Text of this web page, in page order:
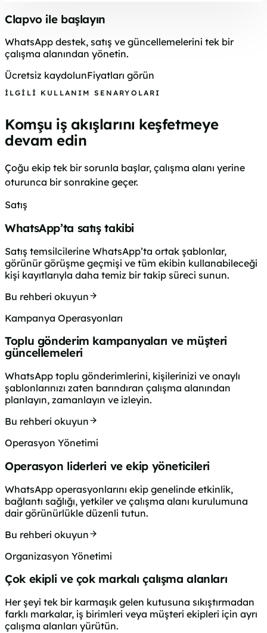
Clapvo ile başlayın
WhatsApp destek, satış ve güncellemelerini tek bir
çalışma alanından yönetin.
Ücretsiz kaydolunFiyatları görün
İLGILI KULLANIM SENARYOLARI
Komşu iş akışlarını keşfetmeye
devam edin
Çoğu ekip tek bir sorunla başlar, çalışma alanı yerine
oturunca bir sonrakine geçer.
Satış
WhatsApp’ta satış takibi
Satış temsilcilerine WhatsApp’ta ortak şablonlar,
görünür görüşme geçmişi ve tüm ekibin kullanabileceği
kişi kayıtlarıyla daha temiz bir takip süreci sunun.
Bu rehberi okuyun
Kampanya Operasyonları
Toplu gönderim kampanyaları ve müşteri
güncellemeleri
WhatsApp toplu gönderimlerini, kişilerinizi ve onaylı
şablonlarınızı zaten barındıran çalışma alanından
planlayın, zamanlayın ve izleyin.
Bu rehberi okuyun
Operasyon Yönetimi
Operasyon liderleri ve ekip yöneticileri
WhatsApp operasyonlarını ekip genelinde etkinlik,
bağlantı sağlığı, yetkiler ve çalışma alanı kurulumuna
dair görünürlükle düzenli tutun.
Bu rehberi okuyun
Organizasyon Yönetimi
Çok ekipli ve çok markalı çalışma alanları
Her şeyi tek bir karmaşık gelen kutusuna sıkıştırmadan
farklı markalar, iş birimleri veya müşteri ekipleri için ayrı
çalışma alanları yürütün.